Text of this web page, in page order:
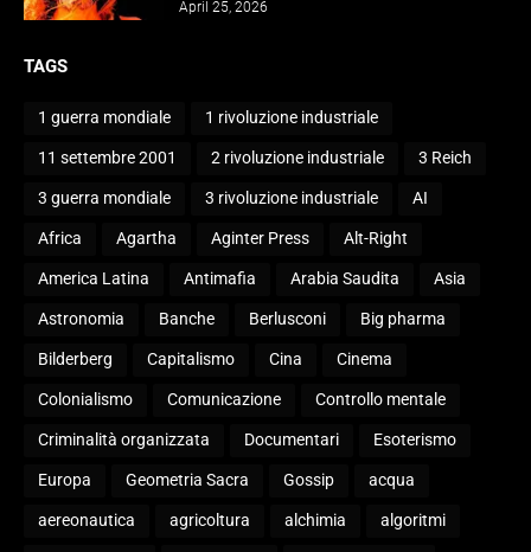
April 25, 2026
TAGS
1 guerra mondiale 1 rivoluzione industriale
11 settembre 2001 2 rivoluzione industriale 3 Reich
3 guerra mondiale 3 rivoluzione industriale AI
Africa Agartha Aginter Press Alt-Right
America Latina Antimafia Arabia Saudita Asia
Astronomia Banche Berlusconi Big pharma
Bilderberg Capitalismo Cina Cinema
Colonialismo Comunicazione Controllo mentale
Criminalità organizzata Documentari Esoterismo
Europa Geometria Sacra Gossip acqua
aereonautica agricoltura alchimia algoritmi